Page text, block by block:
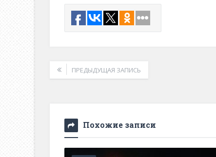
ПРЕДЫДУЩАЯ ЗАПИСЬ
Похожие записи